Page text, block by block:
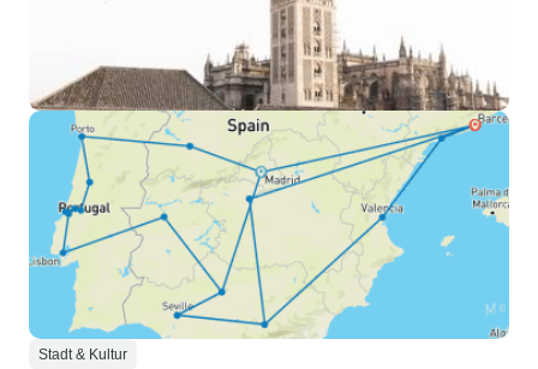
Stadt & Kultur